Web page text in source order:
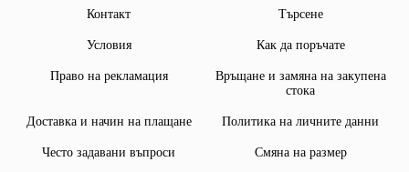
Контакт Търсене
Условия Как да поръчате
Право на рекламация
Връщане и замяна на закупена
стока
Доставка и начин на плащане Политика на личните данни
Често задавани въпроси Смяна на размер